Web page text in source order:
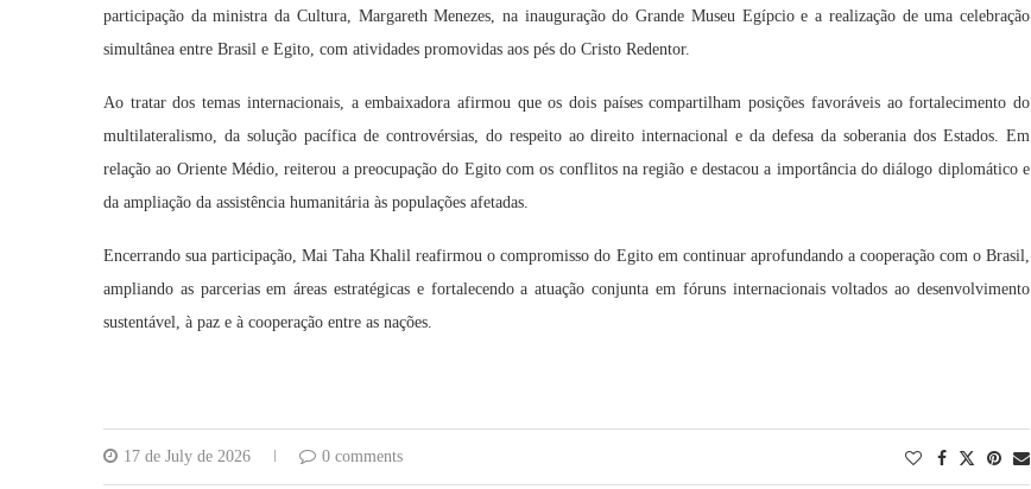
participação da ministra da Cultura, Margareth Menezes, na inauguração do Grande Museu Egípcio e a realização de uma celebração
simultânea entre Brasil e Egito, com atividades promovidas aos pés do Cristo Redentor.
Ao tratar dos temas internacionais, a embaixadora afirmou que os dois países compartilham posições favoráveis ao fortalecimento do
multilateralismo, da solução pacífica de controvérsias, do respeito ao direito internacional e da defesa da soberania dos Estados. Em
relação ao Oriente Médio, reiterou a preocupação do Egito com os conflitos na região e destacou a importância do diálogo diplomático e
da ampliação da assistência humanitária às populações afetadas.
Encerrando sua participação, Mai Taha Khalil reafirmou o compromisso do Egito em continuar aprofundando a cooperação com o Brasil,
ampliando as parcerias em áreas estratégicas e fortalecendo a atuação conjunta em fóruns internacionais voltados ao desenvolvimento
sustentável, à paz e à cooperação entre as nações.
17 de July de 2026 0 comments